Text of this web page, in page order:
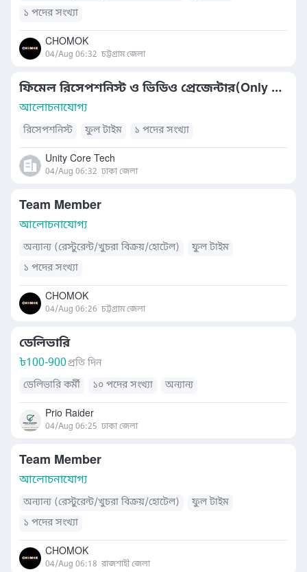
১ পদের সংখ্যা
CHOMOK
04/Aug 06:32 চট্টগ্রাম জেলা
ফিমেল রিসেপশনিস্ট ও ভিডিও প্রেজেন্টার(Only Female)
আলোচনাযোগ্য
রিসেপশনিস্ট ফুল টাইম ১ পদের সংখ্যা
Unity Core Tech
04/Aug 06:32 ঢাকা জেলা
Team Member
আলোচনাযোগ্য
অন্যান্য (রেস্টুরেন্ট/খুচরা বিক্রয়/হোটেল)
ফুল টাইম
১ পদের সংখ্যা
CHOMOK
04/Aug 06:26 চট্টগ্রাম জেলা
ডেলিভারি
৳100-900প্রতি দিন
ডেলিভারি কর্মী
১০ পদের সংখ্যা অন্যান্য
Prio Raider
04/Aug 06:25 ঢাকা জেলা
Team Member
আলোচনাযোগ্য
অন্যান্য (রেস্টুরেন্ট/খুচরা বিক্রয়/হোটেল)
ফুল টাইম
১ পদের সংখ্যা
CHOMOK
04/Aug 06:18 রাজশাহী জেলা